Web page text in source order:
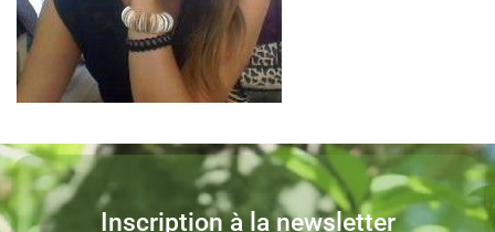
Inscription à la newsletter